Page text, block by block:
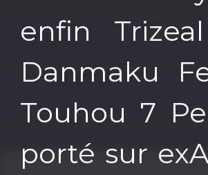
enfin
Danmaku
Touhou 7
porté sur